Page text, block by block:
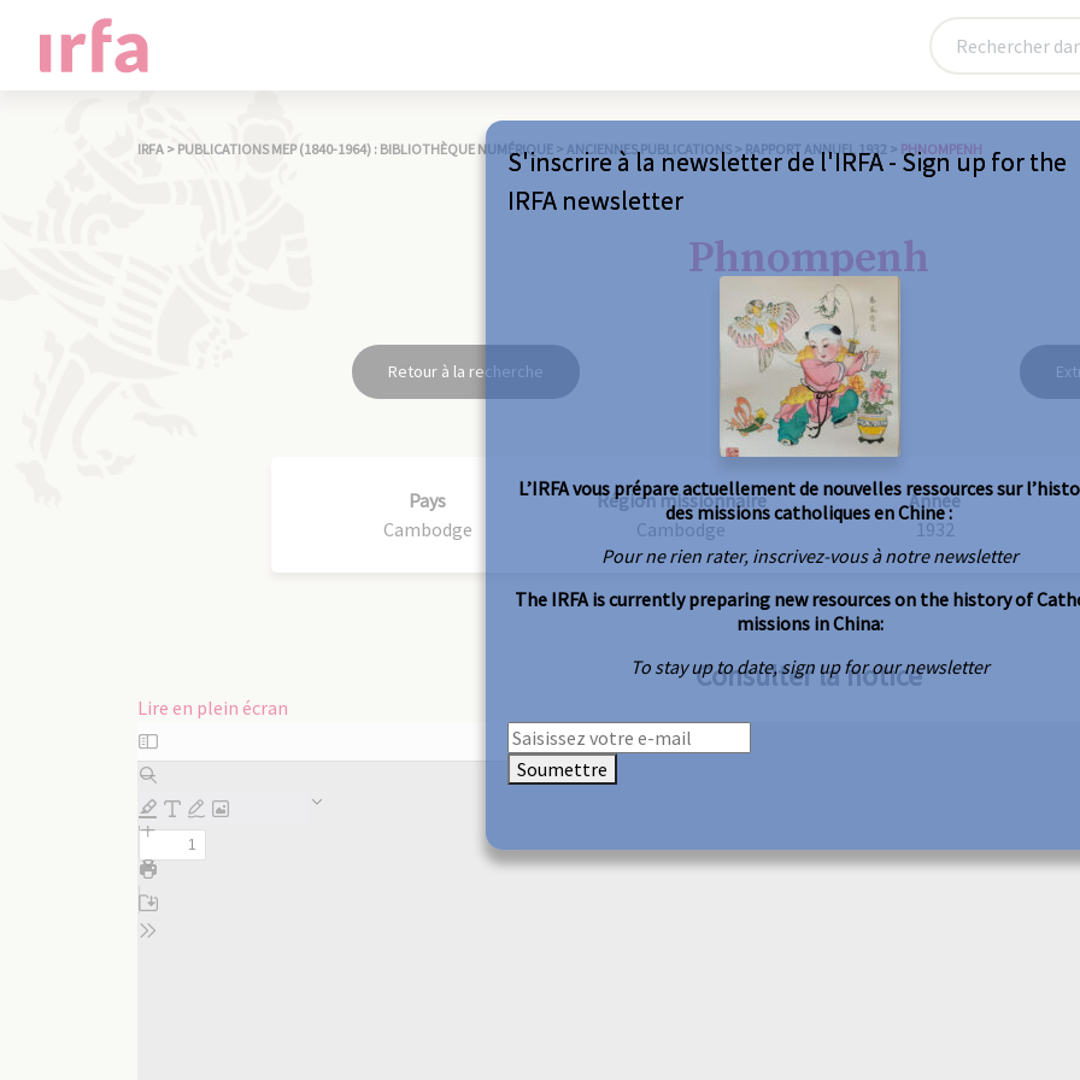
IRFA > PUBLICATIONS MEP (1840-1964) : BIBLIOTHÈQUE NUMÉRIQUE > ANCIENNES PUBLICATIONS > RAPPORT ANNUEL 1932 > PHNOMPENH
Phnompenh
Retour à la recherche
Pays
Cambodge
Région missionnaire
Cambodge
Année
1932
Consulter la notice
Lire en plein écran
Aller
au
contenu
PDF
S'inscrire à la newsletter de l'IRFA - Sign up for the
IRFA newsletter
L’IRFA vous prépare actuellement de nouvelles ressources sur
des missions catholiques en Chine :
Pour ne rien rater, inscrivez-vous à notre newsletter
The IRFA is currently preparing new resources on the history of
missions in China:
To stay up to date, sign up for our newsletter
Soumettre